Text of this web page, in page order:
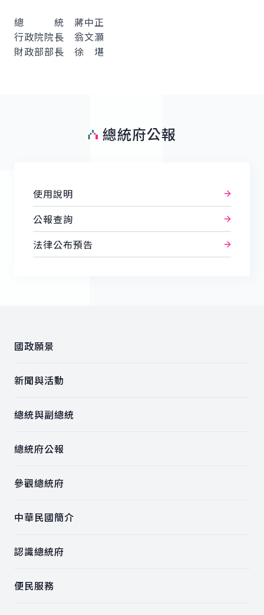
總 統 蔣中正
行政院院長 翁文灝
財政部部長 徐 堪
總統府公報
使用說明
公報查詢
法律公布預告
國政願景
新聞與活動
總統與副總統
總統府公報
參觀總統府
中華民國簡介
認識總統府
便民服務